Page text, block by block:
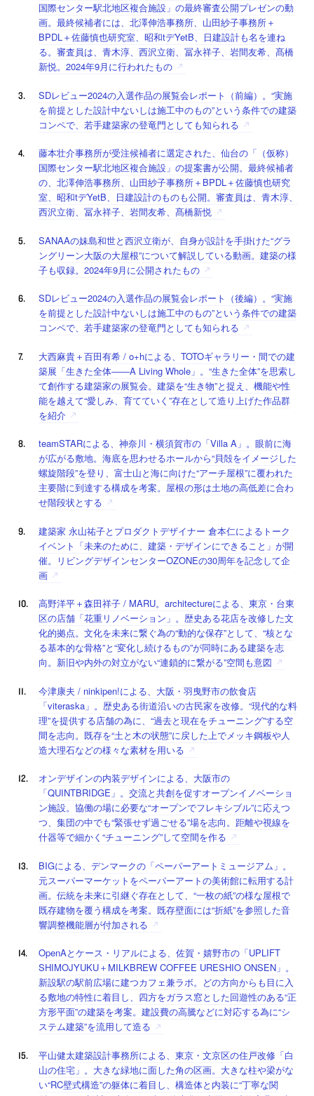
国際センター駅北地区複合施設」の最終審査公開プレゼンの動
画。最終候補者には、北澤伸浩事務所、山田紗子事務所＋
BPDL＋佐藤慎也研究室、昭和tデYetB、日建設計も名を連ね
る。審査員は、青木淳、西沢立衛、冨永祥子、岩間友希、髙橋
新悦。2024年9月に行われたもの
SDレビュー2024の入選作品の展覧会レポート（前編）。“実施
を前提とした設計中ないしは施工中のもの”という条件での建築
コンペで、若手建築家の登竜門としても知られる
藤本壮介事務所が受注候補者に選定された、仙台の「（仮称）
国際センター駅北地区複合施設」の提案書が公開。最終候補者
の、北澤伸浩事務所、山田紗子事務所＋BPDL＋佐藤慎也研究
室、昭和tデYetB、日建設計のものも公開。審査員は、青木淳、
西沢立衛、冨永祥子、岩間友希、髙橋新悦
SANAAの妹島和世と西沢立衛が、自身が設計を手掛けた“グラ
ングリーン大阪の大屋根”について解説している動画。建築の様
子も収録。2024年9月に公開されたもの
SDレビュー2024の入選作品の展覧会レポート（後編）。“実施
を前提とした設計中ないしは施工中のもの”という条件での建築
コンペで、若手建築家の登竜門としても知られる
大西麻貴＋百田有希 / o+hによる、TOTOギャラリー・間での建
築展「生きた全体――A Living Whole」。“生きた全体”を思索し
て創作する建築家の展覧会。建築を“生き物”と捉え、機能や性
能を越えて“愛しみ、育てていく”存在として造り上げた作品群
を紹介
teamSTARによる、神奈川・横須賀市の「Villa A」。眼前に海
が広がる敷地。海底を思わせるホールから“貝殻をイメージした
螺旋階段”を登り、富士山と海に向けた“アーチ屋根”に覆われた
主要階に到達する構成を考案。屋根の形は土地の高低差に合わ
せ階段状とする
建築家 永山祐子とプロダクトデザイナー 倉本仁によるトーク
イベント「未来のために、建築・デザインにできること」が開
催。リビングデザインセンターOZONEの30周年を記念して企
画
高野洋平＋森田祥子 / MARU。architectureによる、東京・台東
区の店舗「花重リノベーション」。歴史ある花店を改修した文
化的拠点。文化を未来に繋ぐ為の“動的な保存”として、“核とな
る基本的な骨格”と“変化し続けるもの”が同時にある建築を志
向。新旧や内外の対立がない“連鎖的に繋がる”空間も意図
今津康夫 / ninkipen!による、大阪・羽曳野市の飲食店
「viteraska」。歴史ある街道沿いの古民家を改修。“現代的な料
理”を提供する店舗の為に、“過去と現在をチューニング”する空
間を志向。既存を“土と木の状態”に戻した上でメッキ鋼板や人
造大理石などの様々な素材を用いる
オンデザインの内装デザインによる、大阪市の
「QUINTBRIDGE」。交流と共創を促すオープンイノベーショ
ン施設。協働の場に必要な“オープンでフレキシブル”に応えつ
つ、集団の中でも“緊張せず過ごせる”場を志向。距離や視線を
什器等で細かく“チューニング”して空間を作る
BIGによる、デンマークの「ペーパーアートミュージアム」。
元スーパーマーケットをペーパーアートの美術館に転用する計
画。伝統を未来に引継ぐ存在として、“一枚の紙”の様な屋根で
既存建物を覆う構成を考案。既存壁面には“折紙”を参照した音
響調整機能層が付加される
OpenAとケース・リアルによる、佐賀・嬉野市の「UPLIFT
SHIMOJYUKU＋MILKBREW COFFEE URESHIO ONSEN」。
新設駅の駅前広場に建つカフェ兼ラボ。どの方向からも目に入
る敷地の特性に着目し、四方をガラス窓とした回遊性のある“正
方形平面”の建築を考案。建設費の高騰などに対応する為に“シ
ステム建築”を流用して造る
平山健太建築設計事務所による、東京・文京区の住戸改修「白
山の住宅」。大きな緑地に面した角の区画。大きな柱や梁がな
い“RC壁式構造”の躯体に着目し、構造体と内装に“丁寧な関